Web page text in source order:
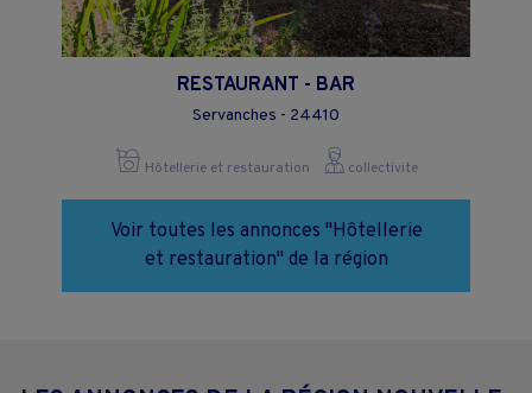
RESTAURANT - BAR
Servanches - 24410
Hôtellerie et restauration collectivite
Voir toutes les annonces "Hôtellerie
et restauration" de la région